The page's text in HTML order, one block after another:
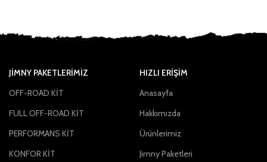
JIMNY PAKETLERIMIZ
OFF-ROAD KİT
FULL OFF-ROAD KİT
PERFORMANS KİT
KONFOR KİT
HIZLI ERİŞİM
Anasayfa
Hakkımızda
Ürünlerimiz
Jimny Paketleri